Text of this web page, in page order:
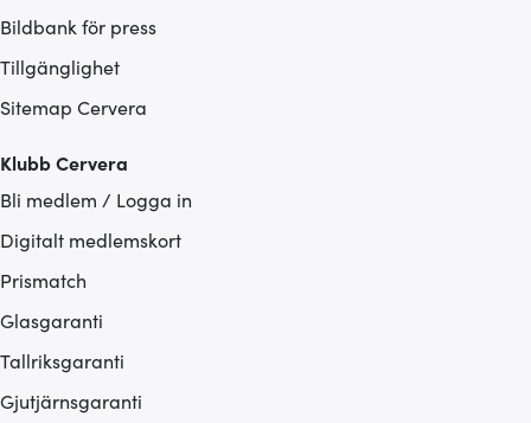
Bildbank för press
Tillgänglighet
Sitemap Cervera
Klubb Cervera
Bli medlem / Logga in
Digitalt medlemskort
Prismatch
Glasgaranti
Tallriksgaranti
Gjutjärnsgaranti